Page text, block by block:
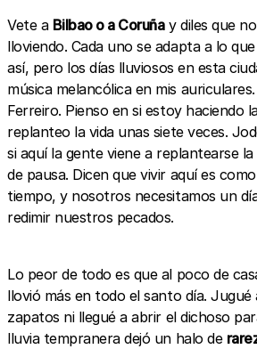
Vete a Bilbao o a Coruñay diles que
lloviendo. Cada uno se adapta a lo
así, pero los días lluviosos en esta
música melancólica en mis
Ferreiro. Pienso en si estoy haciendo
replanteo la vida unas siete veces.
si aquí la gente viene a replantearse
de pausa. Dicen que vivir aquí es
tiempo, y nosotros necesitamos un
redimir nuestros pecados.
Lo peor de todo es que al poco de
llovió más en todo el santo día.
zapatos ni llegué a abrir el dichoso
lluvia tempranera dejó un halo de